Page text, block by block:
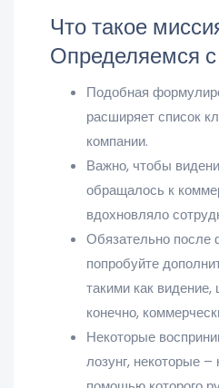
Что такое
Определяемся
Подобная
расширяет список
компании.
Важно, чтобы
обращалось к
вдохновляло
Обязательно после
попробуйте
такими как видение,
конечно,
Некоторые
лозунг, некоторые –